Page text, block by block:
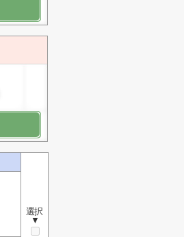
選択
▼